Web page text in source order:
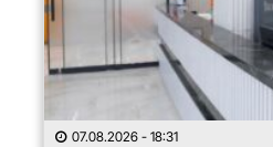
07.08.2026 - 18:31